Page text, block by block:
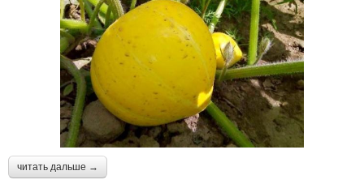
читать дальше →